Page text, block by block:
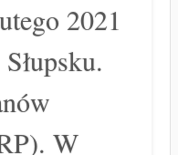
2021
W